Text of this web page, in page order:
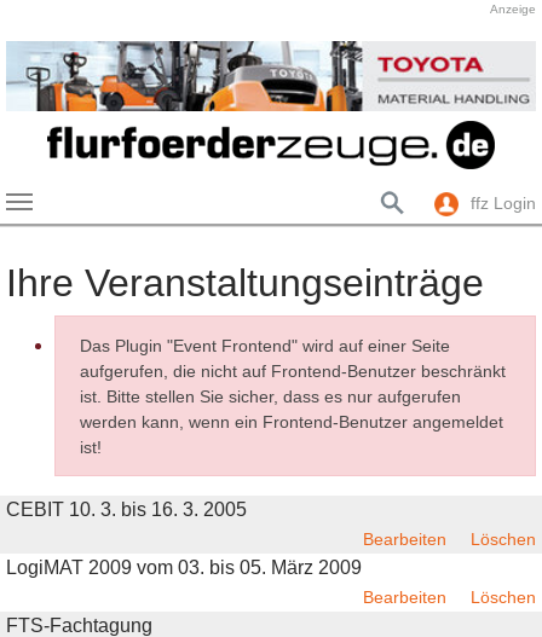
Skip to main content
Anzeige
ffz Login
Ihre Veranstaltungseinträge
Das Plugin "Event Frontend" wird auf einer Seite
aufgerufen, die nicht auf Frontend-Benutzer beschränkt
ist. Bitte stellen Sie sicher, dass es nur aufgerufen
werden kann, wenn ein Frontend-Benutzer angemeldet
ist!
CEBIT 10. 3. bis 16. 3. 2005
Bearbeiten Löschen
LogiMAT 2009 vom 03. bis 05. März 2009
Bearbeiten Löschen
FTS-Fachtagung